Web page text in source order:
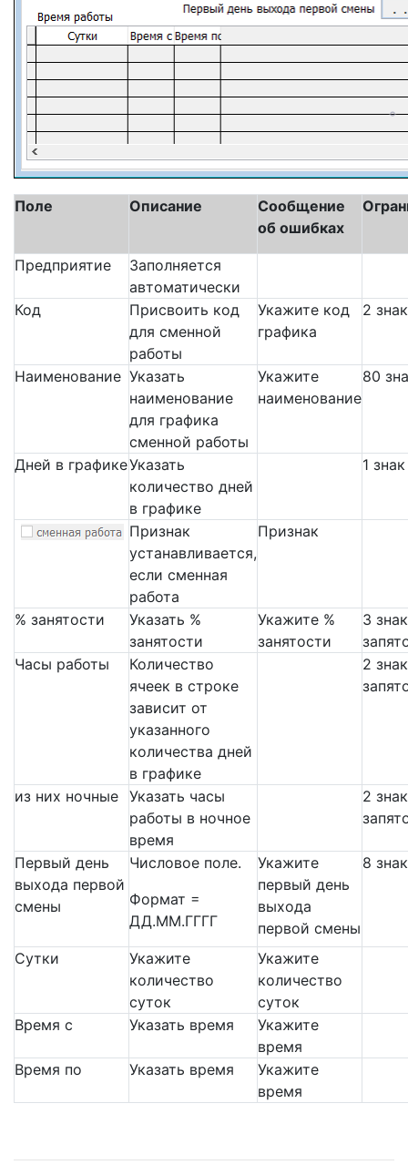
Поле Описание
Сообщение
об ошибках
Предприятие
Заполняется
автоматически
Код
Присвоить код
для сменной
работы
Укажите код
графика
2
Наименование Указать
наименование
для графика
сменной работы
Укажите
наименование
80
Дней в графикеУказать
количество дней
в графике
1 знак
Признак
устанавливается,
если сменная
работа
Признак
% занятости
Указать %
занятости
Укажите %
занятости
3
Часы работы
Количество
ячеек в строке
зависит от
указанного
количества дней
в графике
2
из них ночные Указать часы
работы в ночное
время
2
Первый день
выхода первой
смены
Числовое поле.
Формат =
ДД.ММ.ГГГГ
Укажите
первый день
выхода
первой смены
8
Сутки
Укажите
количество
суток
Укажите
количество
суток
Время с
Указать время
Укажите
время
Время по
Указать время
Укажите
время